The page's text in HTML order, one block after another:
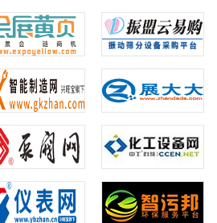
微信18516018928